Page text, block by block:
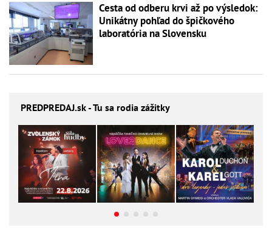
Cesta od odberu krvi až po výsledok:
Unikátny pohľad do špičkového
laboratória na Slovensku
PREDPREDAJ.sk - Tu sa rodia zážitky